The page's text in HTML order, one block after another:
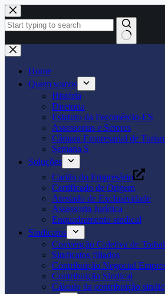
Pular
para
o
Home
Quem somos
História
Diretoria
Estatuto da Fecomércio-ES
Assessorias e Setores
Câmara Empresarial de
Semana S
Soluções
Cartão do Empresário
Certificado de Origem
Atestado de Exclusividade
Assessoria Jurídica
Enquadramento sindical
Sindicatos
Convenção Coletiva de
Sindicatos filiados
Contribuição Negocial
Contribuição Sindical
Cálculo da contribuição